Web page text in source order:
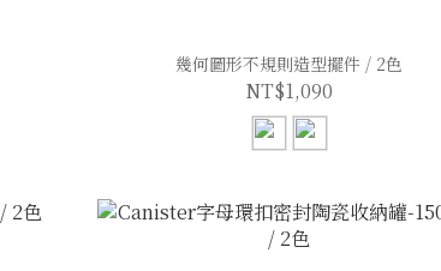
幾何圖形不規則造型擺件 / 2色
NT$1,090